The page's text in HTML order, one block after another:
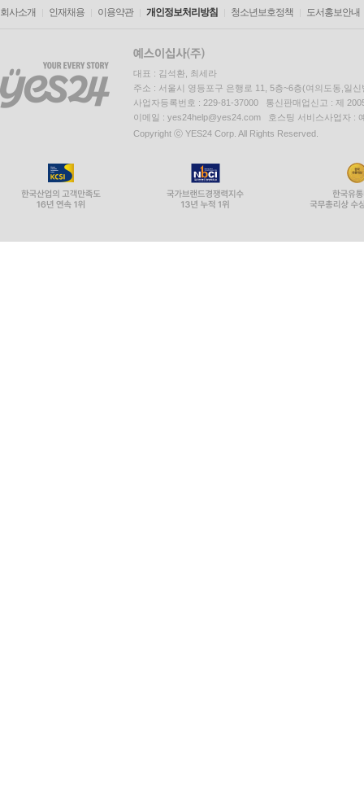
회사소개 인재채용 이용약관 개인정보처리방침 청소년보호정책 도서홍보안내
대표 : 김석환, 최세라
주소 : 서울시 영등포구 은행로 11, 5층~6층(여의도동,일신
사업자등록번호 : 229-81-37000 통신판매업신고 : 제
이메일 : yes24help@yes24.com 호스팅 서비스사업자 :
Copyright ⓒ YES24 Corp. All Rights Reserved.